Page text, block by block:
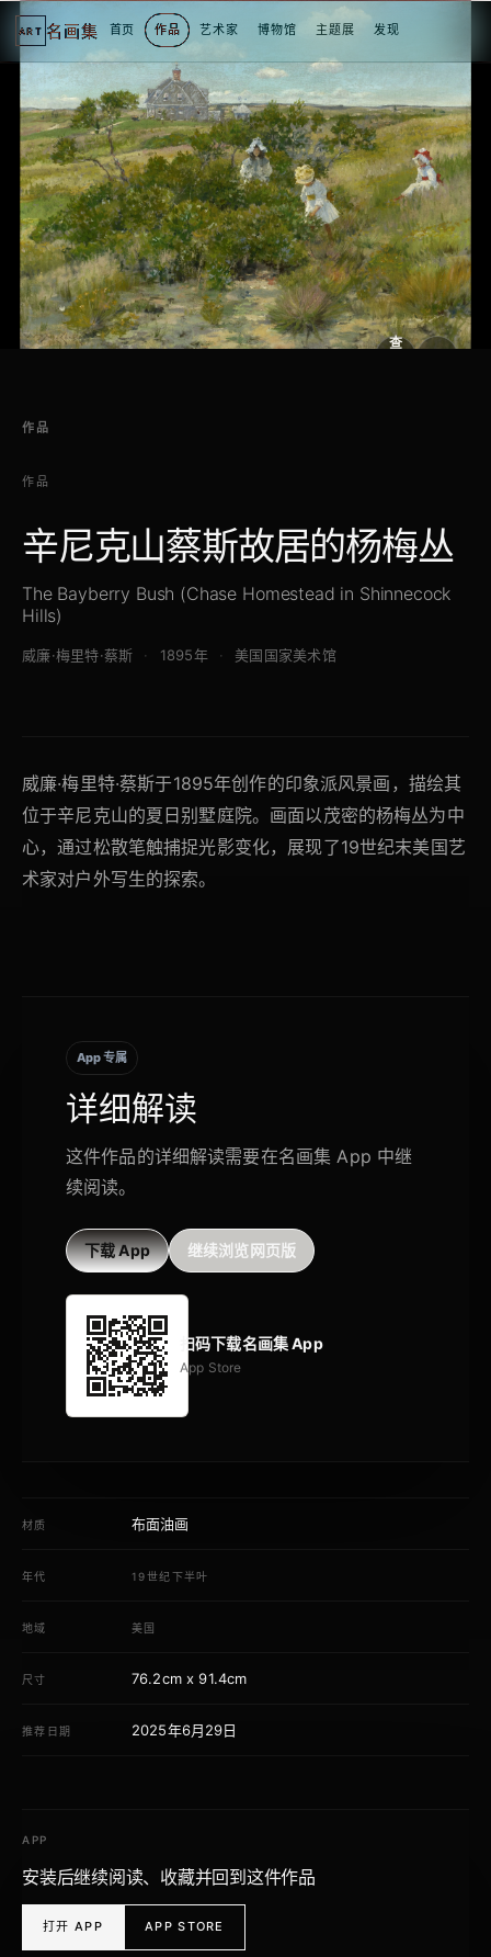
ART 名画集 首页 作品 艺术家 博物馆 主题展 发现
5
个
看
点
1
2
3
4
5
查
作品
作品
辛尼克山蔡斯故居的杨梅丛
The Bayberry Bush (Chase Homestead in Shinnecock
Hills)
威廉·梅里特·蔡斯 1895年 美国国家美术馆
威廉·梅里特·蔡斯于1895年创作的印象派风景画，描绘其
位于辛尼克山的夏日别墅庭院。画面以茂密的杨梅丛为中
心，通过松散笔触捕捉光影变化，展现了19世纪末美国艺
术家对户外写生的探索。
App 专属
详细解读
这件作品的详细解读需要在名画集 App 中继
续阅读。
下载 App 继续浏览网页版
扫码下载名画集 App
App Store
材质 布面油画
年代 19世纪下半叶
地域 美国
尺寸 76.2cm x 91.4cm
推荐日期 2025年6月29日
APP
安装后继续阅读、收藏并回到这件作品
打开 APP APP STORE